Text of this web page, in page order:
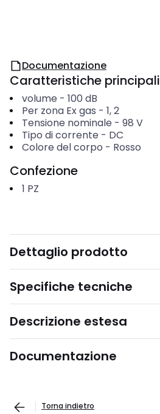
Documentazione
Caratteristiche principali
volume - 100 dB
Per zona Ex gas - 1, 2
Tensione nominale - 98 V
Tipo di corrente - DC
Colore del corpo - Rosso
Confezione
1 PZ
Dettaglio prodotto
Specifiche tecniche
Descrizione estesa
Documentazione
Torna indietro